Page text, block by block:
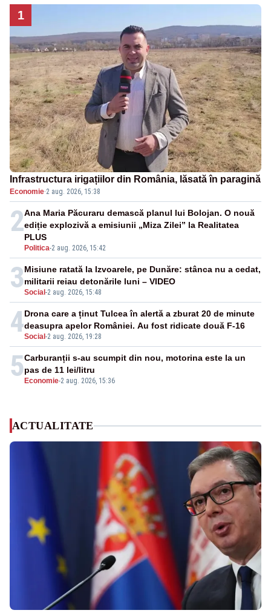
1
Infrastructura irigațiilor din România, lăsată în paragină
Economie·2 aug. 2026, 15:38
2
Politica-2 aug. 2026, 15:42
Ana Maria Păcuraru demască planul lui Bolojan. O nouă
ediție explozivă a emisiunii „Miza Zilei” la Realitatea
PLUS
3Social -2 aug. 2026, 15:48
Misiune ratată la Izvoarele, pe Dunăre: stânca nu a cedat,
militarii reiau detonările luni – VIDEO
4Social -2 aug. 2026, 19:28
Drona care a ținut Tulcea în alertă a zburat 20 de minute
deasupra apelor României. Au fost ridicate două F-16
5 Economie-2 aug. 2026, 15:36
Carburanții s-au scumpit din nou, motorina este la un
pas de 11 lei/litru
ACTUALITATE